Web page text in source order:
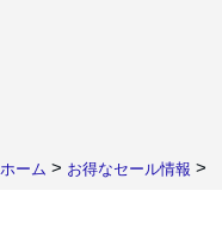
ホーム > お得なセール情報 >